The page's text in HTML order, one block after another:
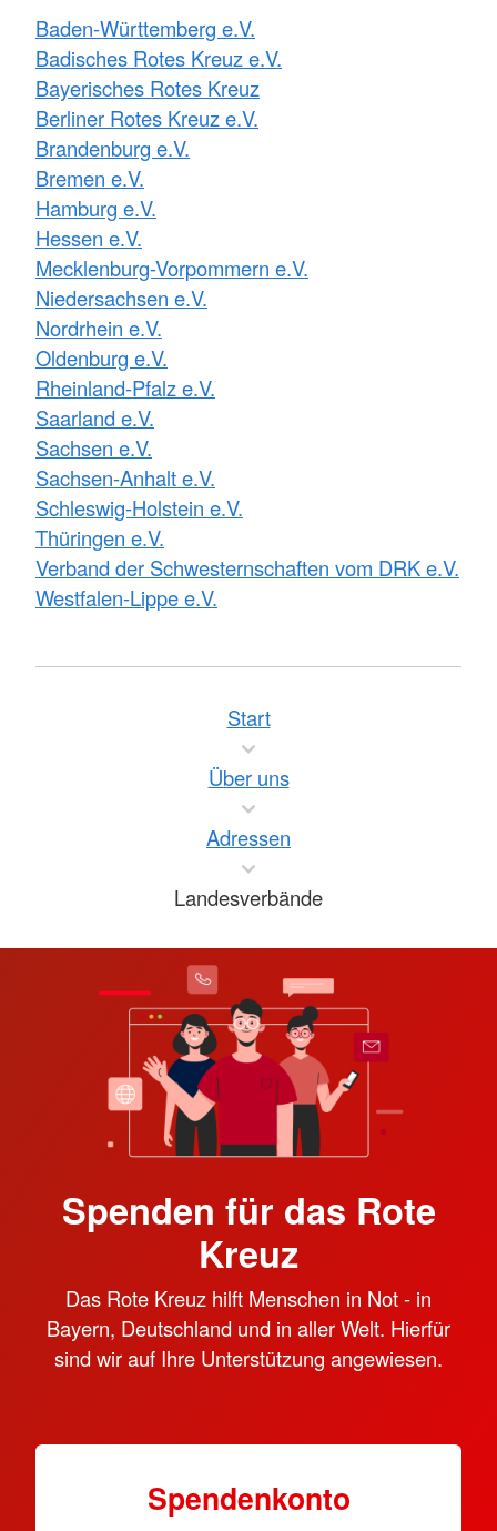
Baden-Württemberg e.V.
Badisches Rotes Kreuz e.V.
Bayerisches Rotes Kreuz
Berliner Rotes Kreuz e.V.
Brandenburg e.V.
Bremen e.V.
Hamburg e.V.
Hessen e.V.
Mecklenburg-Vorpommern e.V.
Niedersachsen e.V.
Nordrhein e.V.
Oldenburg e.V.
Rheinland-Pfalz e.V.
Saarland e.V.
Sachsen e.V.
Sachsen-Anhalt e.V.
Schleswig-Holstein e.V.
Thüringen e.V.
Verband der Schwesternschaften vom DRK e.V.
Westfalen-Lippe e.V.
Start
Über uns
Adressen
Landesverbände
Spenden für das Rote
Kreuz
Das Rote Kreuz hilft Menschen in Not - in
Bayern, Deutschland und in aller Welt. Hierfür
sind wir auf Ihre Unterstützung angewiesen.
Spendenkonto